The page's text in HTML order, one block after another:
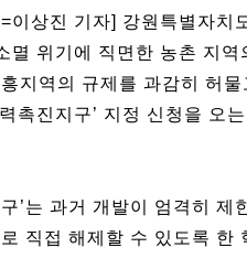
이상진 기자] 강원특별자치
멸 위기에 직면한 농촌 지
지역의 규제를 과감히 허
촉진지구’ 지정 신청을 오
’는 과거 개발이 엄격히
직접 해제할 수 있도록 한